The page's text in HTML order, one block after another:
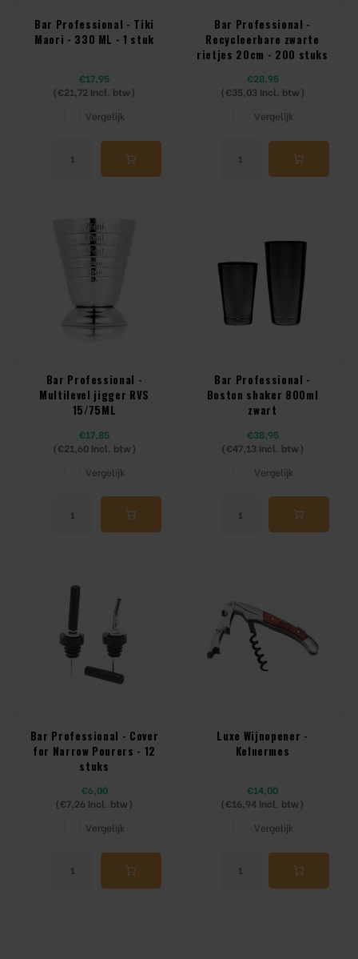
Bar Professional - Tiki
Maori - 330 ML - 1 stuk
€17,95
(€21,72 Incl. btw)
Vergelijk
Bar Professional -
Recycleerbare zwarte
rietjes 20cm - 200 stuks
€28,95
(€35,03 Incl. btw)
Vergelijk
Bar Professional -
Multilevel jigger RVS
15/75ML
€17,85
(€21,60Incl. btw)
Vergelijk
Bar Professional -
Boston shaker 800ml
zwart
€38,95
(€47,13 Incl. btw)
Vergelijk
Bar Professional - Cover
for Narrow Pourers - 12
stuks
€6,00
(€7,26 Incl. btw)
Vergelijk
Luxe Wijnopener -
Kelnermes
€14,00
(€16,94 Incl. btw)
Vergelijk